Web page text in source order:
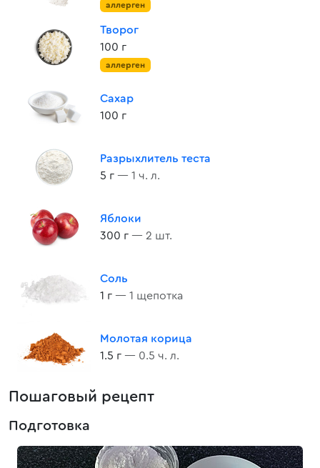
аллерген
Творог
100 г
аллерген
Сахар
100 г
Разрыхлитель теста
5 г — 1 ч. л.
Яблоки
300 г — 2 шт.
Соль
1 г — 1 щепотка
Молотая корица
1.5 г — 0.5 ч. л.
Пошаговый рецепт
Подготовка